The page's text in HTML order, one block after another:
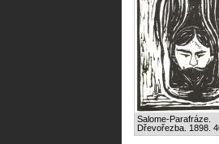
Salome-Parafráze.
Dřevořezba. 1898.